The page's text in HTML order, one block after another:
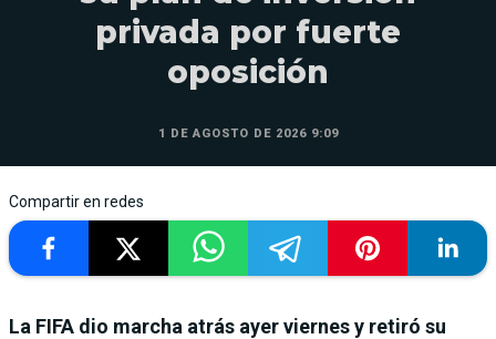
privada por fuerte
oposición
1 DE AGOSTO DE 2026 9:09
Compartir en redes
La FIFA dio marcha atrás ayer viernes y retiró su